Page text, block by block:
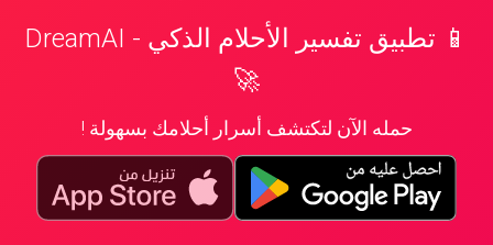
📱 تطبيق تفسير الأحلام الذكي - DreamAI
🚀
حمله الآن لتكتشف أسرار أحلامك بسهولة !